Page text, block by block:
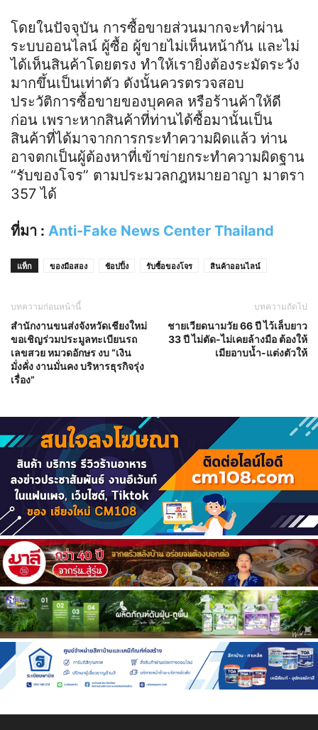
โดยในปัจจุบัน การซื้อขายส่วนมากจะทำผ่าน
ระบบออนไลน์ ผู้ซื้อ ผู้ขายไม่เห็นหน้ากัน และไม่
ได้เห็นสินค้าโดยตรง ทำให้เรายิ่งต้องระมัดระวัง
มากขึ้นเป็นเท่าตัว ดังนั้นควรตรวจสอบ
ประวัติการซื้อขายของบุคคล หรือร้านค้าให้ดี
ก่อน เพราะหากสินค้าที่ท่านได้ซื้อมานั้นเป็น
สินค้าที่ได้มาจากการกระทำความผิดแล้ว ท่าน
อาจตกเป็นผู้ต้องหาที่เข้าข่ายกระทำความผิดฐาน
“รับของโจร” ตามประมวลกฎหมายอาญา มาตรา
357 ได้
ที่มา : Anti-Fake News Center Thailand
แท็ก ของมือสอง ช้อปปิ้ง รับซื้อของโจร สินค้าออนไลน์
บทความก่อนหน้านี้
สำนักงานขนส่งจังหวัดเชียงใหม่
ขอเชิญร่วมประมูลทะเบียนรถ
เลขสวย หมวดอักษร งบ “เงิน
มั่งคั่ง งานมั่นคง บริหารธุรกิจรุ่ง
เรื่อง”
บทความถัดไป
ชายเวียดนามวัย 66 ปี ไว้เล็บยาว
33 ปี ไม่ตัด-ไม่เคยล้างมือ ต้องให้
เมียอาบน้ำ-แต่งตัวให้